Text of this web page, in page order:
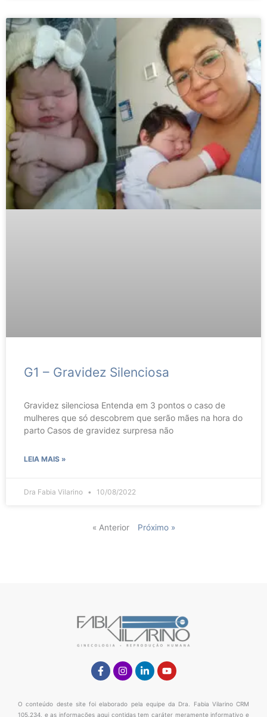
G1 – Gravidez Silenciosa
Gravidez silenciosa Entenda em 3 pontos o caso de
mulheres que só descobrem que serão mães na hora do
parto Casos de gravidez surpresa não
LEIA MAIS »
Dra Fabia Vilarino 10/08/2022
« Anterior Próximo »
Facebook-
f
Instagram
Linkedin-
in
Youtube
O conteúdo deste site foi elaborado pela equipe da Dra. Fabia Vilarino CRM
105.234, e as informações aqui contidas tem caráter meramente informativo e